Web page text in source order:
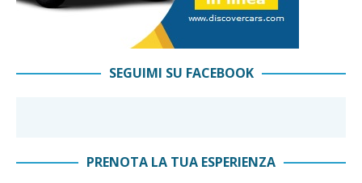
SEGUIMI SU FACEBOOK
PRENOTA LA TUA ESPERIENZA